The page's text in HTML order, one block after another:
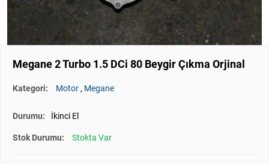
Megane 2 Turbo 1.5 DCi 80 Beygir Çıkma Orjinal
Kategori: Motor , Megane
Durumu: İkinci El
Stok Durumu: Stokta Var